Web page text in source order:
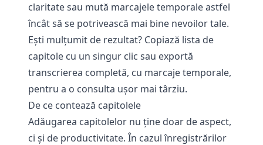
claritate sau mută marcajele temporale astfel
încât să se potrivească mai bine nevoilor tale.
Ești mulțumit de rezultat? Copiază lista de
capitole cu un singur clic sau exportă
transcrierea completă, cu marcaje temporale,
pentru a o consulta ușor mai târziu.
De ce contează capitolele
Adăugarea capitolelor nu ține doar de aspect,
ci și de productivitate. În cazul înregistrărilor